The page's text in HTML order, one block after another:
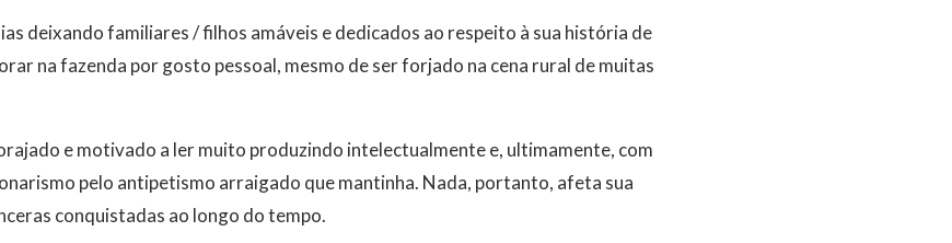
deixando familiares / filhos amáveis e dedicados ao respeito à sua história de
na fazenda por gosto pessoal, mesmo de ser forjado na cena rural de muitas
e motivado a ler muito produzindo intelectualmente e, ultimamente, com
pelo antipetismo arraigado que mantinha. Nada, portanto, afeta sua
conquistadas ao longo do tempo.